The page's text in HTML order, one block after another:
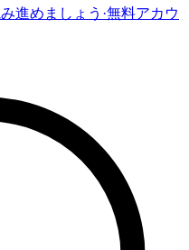
進めましょう ·無料アカウ